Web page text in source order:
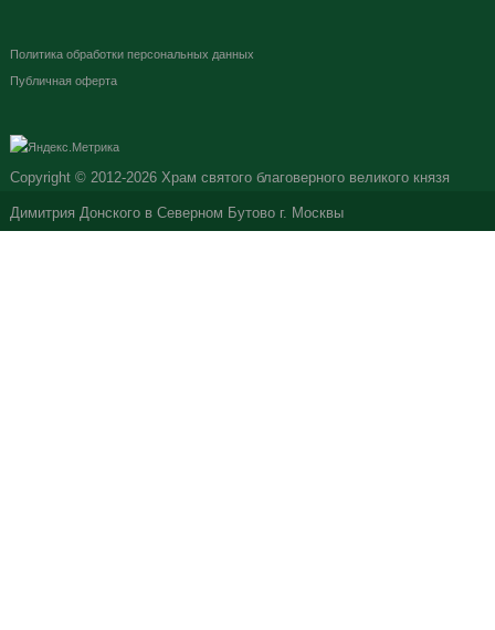
Политика обработки персональных данных
Публичная оферта
Copyright © 2012-2026 Храм святого благоверного великого князя
Димитрия Донского в Северном Бутово г. Москвы